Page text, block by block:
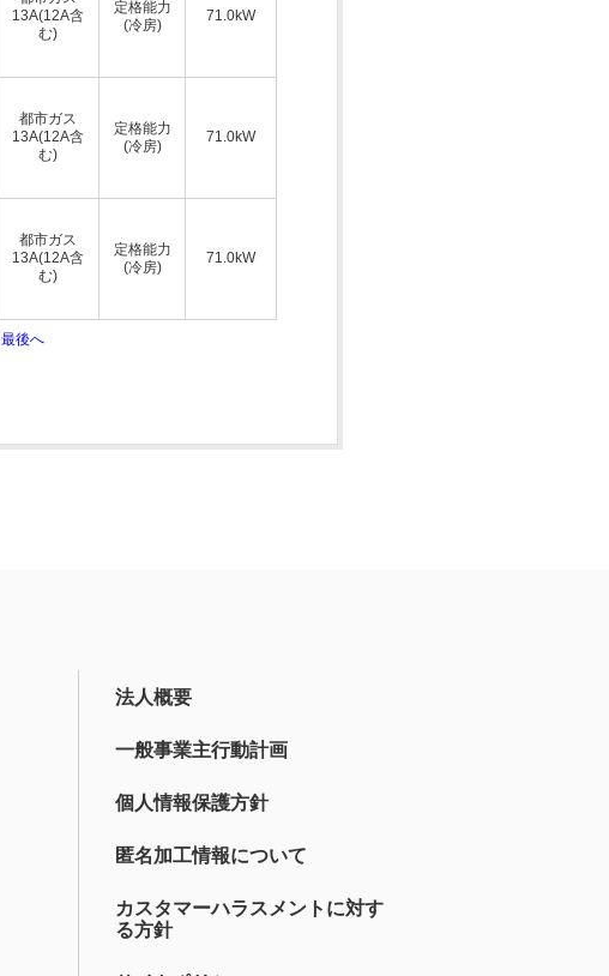
13A(12A含
む)
定格能力
(冷房)
71.0kW
都市ガス
13A(12A含
む)
定格能力
(冷房)
71.0kW
都市ガス
13A(12A含
む)
定格能力
(冷房)
71.0kW
最後へ
法人概要
一般事業主行動計画
個人情報保護方針
匿名加工情報について
カスタマーハラスメントに対す
る方針